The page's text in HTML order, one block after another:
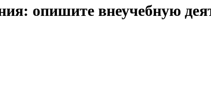
опишите внеучебную